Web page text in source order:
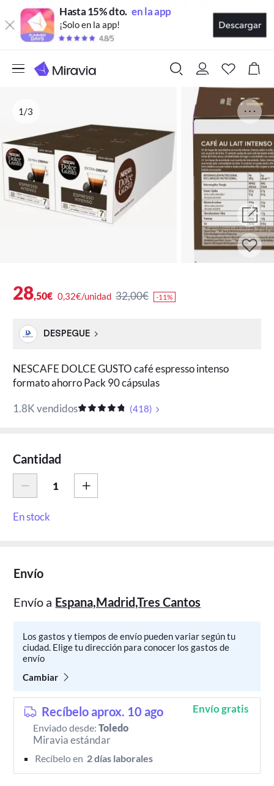
Hasta 15% dto. en la app
¡Solo en la app!
1/3
28,50€ 0,32€/unidad 32,00€ -11%
DESPEGUE
NESCAFE DOLCE GUSTO café espresso intenso
formato ahorro Pack 90 cápsulas
1.8K vendidos
(418)
Cantidad
En stock
Envío
Envío a Espana,Madrid,Tres Cantos
Los gastos y tiempos de envío pueden variar según tu
ciudad. Elige tu dirección para conocer los gastos de
envío
Cambiar
Recíbelo aprox. 10 ago Envío gratis
Enviado desde:Toledo
Miravia estándar
Recíbelo en 2 días laborales